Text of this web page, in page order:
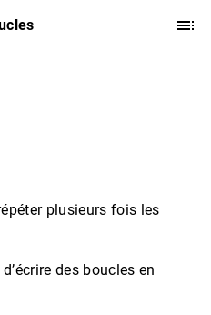
plusieurs fois les
des boucles en